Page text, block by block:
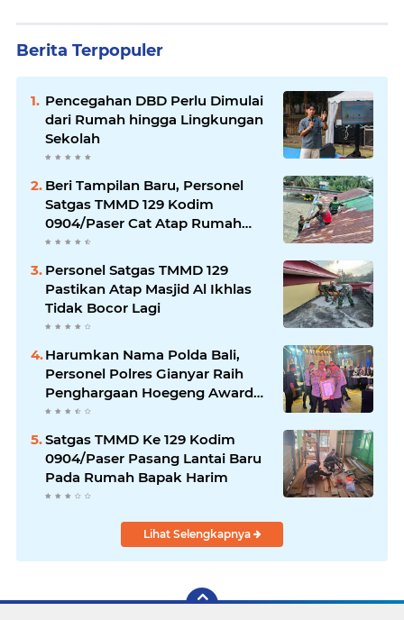
Berita Terpopuler
Pencegahan DBD Perlu Dimulai
dari Rumah hingga Lingkungan
Sekolah
Beri Tampilan Baru, Personel
Satgas TMMD 129 Kodim
0904/Paser Cat Atap Rumah
Marbot
Personel Satgas TMMD 129
Pastikan Atap Masjid Al Ikhlas
Tidak Bocor Lagi
Harumkan Nama Polda Bali,
Personel Polres Gianyar Raih
Penghargaan Hoegeng Awards
2026
Satgas TMMD Ke 129 Kodim
0904/Paser Pasang Lantai Baru
Pada Rumah Bapak Harim
Lihat Selengkapnya